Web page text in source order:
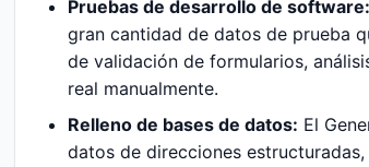
Pruebas de desarrollo de software:
gran cantidad de datos de prueba
de validación de formularios,
real manualmente.
Relleno de bases de datos: El
datos de direcciones